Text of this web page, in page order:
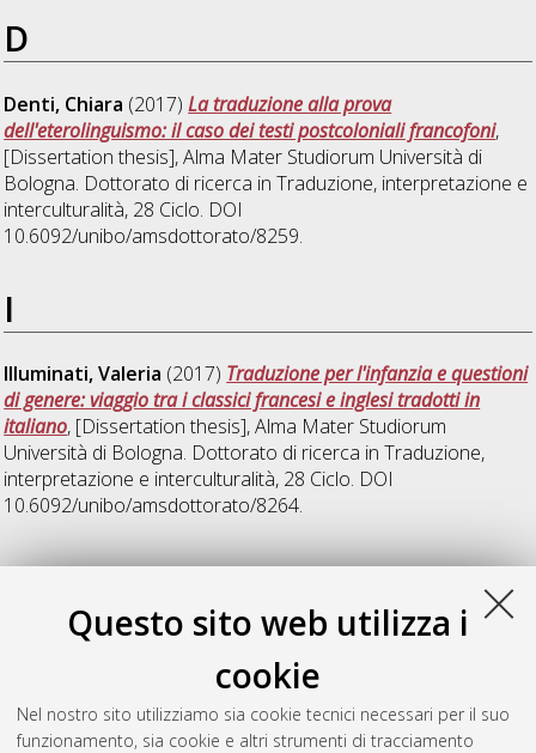
Questo sito web utilizza i
cookie
Nel nostro sito utilizziamo sia cookie tecnici necessari per il suo
funzionamento, sia cookie e altri strumenti di tracciamento
D
Denti, Chiara (2017)La traduzione alla prova
dell'eterolinguismo: il caso dei testi postcoloniali francofoni,
[Dissertation thesis], Alma Mater Studiorum Università di
Bologna. Dottorato di ricerca inTraduzione, interpretazione e
interculturalità, 28 Ciclo. DOI
10.6092/unibo/amsdottorato/8259.
I
Illuminati, Valeria (2017) Traduzione per l'infanzia e questioni
di genere: viaggio tra i classici francesi e inglesi tradotti in
italiano, [Dissertation thesis], Alma Mater Studiorum
Università di Bologna. Dottorato di ricerca inTraduzione,
interpretazione e interculturalità, 28 Ciclo. DOI
10.6092/unibo/amsdottorato/8264.
M
Marzi, Eleonora(2017) Literary double between space and
time : a thematic constellation about Einstein’s theories
[Dissertation thesis], Alma Mater Studiorum Università di
Bologna. Dottorato di ricerca inLes litteratures de l'europe